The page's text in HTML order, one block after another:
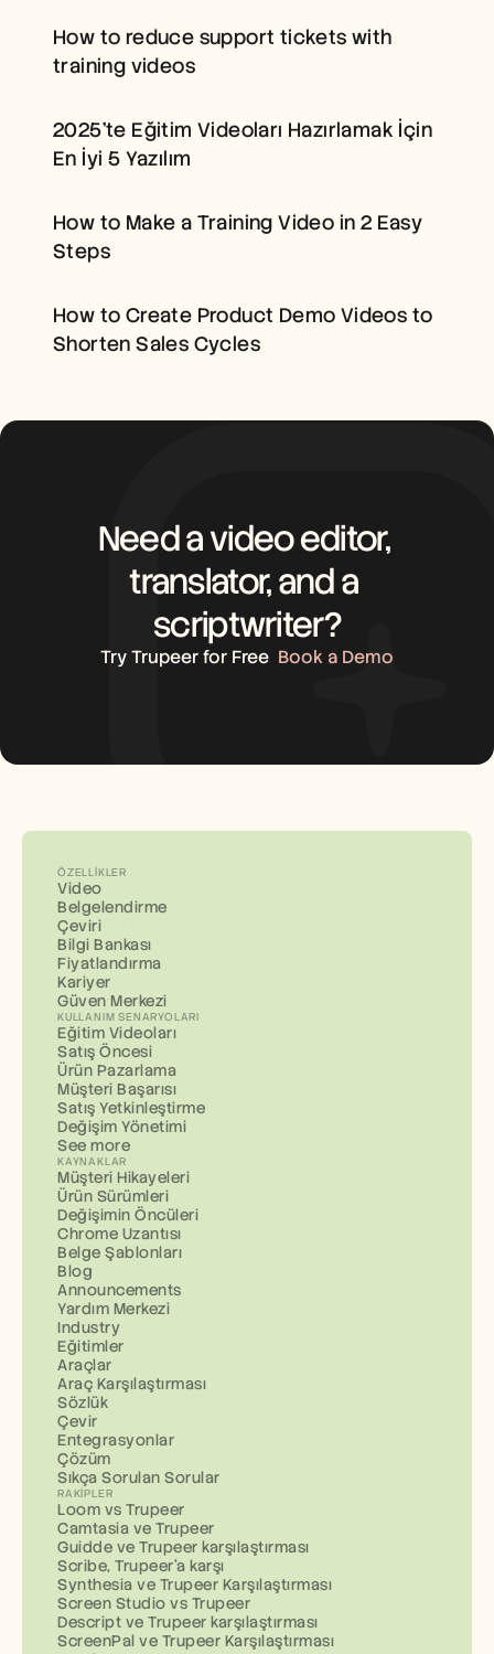
SUPPORT TICKETS WITH
TRAINING VIDEOS
How to reduce support tickets with
training videos
VIDEOLARI HAZIRLAMAK
İÇIN EN İYI 5 YAZILIM
2025'te Eğitim Videoları Hazırlamak İçin
En İyi 5 Yazılım
TRAINING VIDEO IN 2
EASY STEPS
How to Make a Training Video in 2 Easy
Steps
TO SHORTEN SALES
CYCLES
How to Create Product Demo Videos to
Shorten Sales Cycles
Need a video editor,
translator, and a
scriptwriter?
Try Trupeer for Free Book a Demo
ÖZELLIKLER
Video
Belgelendirme
Çeviri
Bilgi Bankası
Fiyatlandırma
Kariyer
Güven Merkezi
KULLANIM SENARYOLARI
Eğitim Videoları
Satış Öncesi
Ürün Pazarlama
Müşteri Başarısı
Satış Yetkinleştirme
Değişim Yönetimi
See more
KAYNAKLAR
Müşteri Hikayeleri
Ürün Sürümleri
Değişimin Öncüleri
Chrome Uzantısı
Belge Şablonları
Blog
Announcements
Yardım Merkezi
Industry
Eğitimler
Araçlar
Araç Karşılaştırması
Sözlük
Çevir
Entegrasyonlar
Çözüm
Sıkça Sorulan Sorular
RAKIPLER
Loom vs Trupeer
Camtasia ve Trupeer
Guidde ve Trupeer karşılaştırması
Scribe, Trupeer'a karşı
Synthesia ve Trupeer Karşılaştırması
Screen Studio vs Trupeer
Descript ve Trupeer karşılaştırması
ScreenPal ve Trupeer Karşılaştırması
Book a Demo